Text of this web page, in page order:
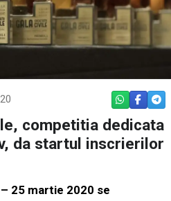
WHATSAPP
competitia dedicata
da startul inscrierilor
25 martie 2020 se